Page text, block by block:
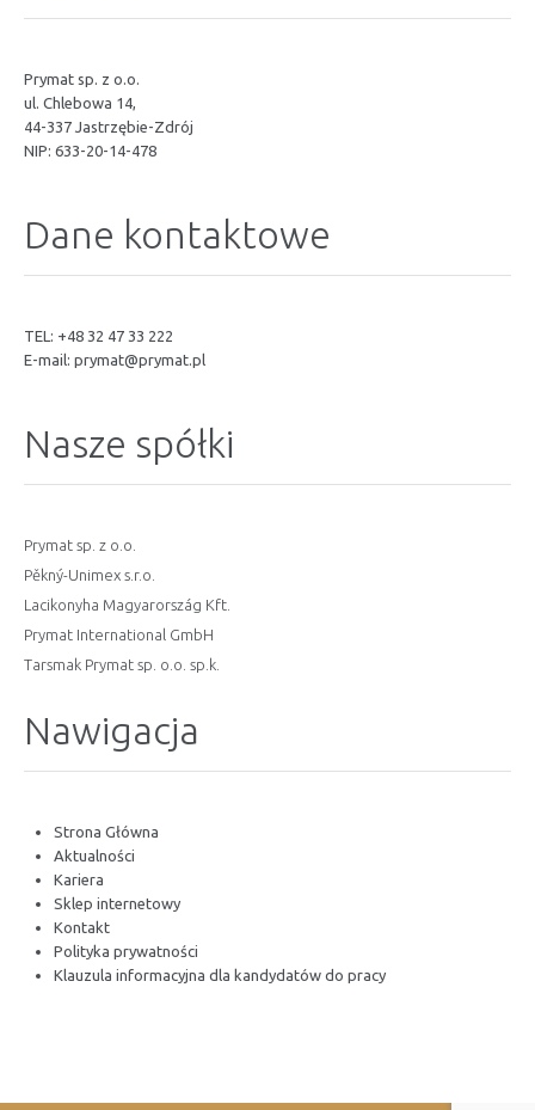
Prymat sp. z o.o.
ul. Chlebowa 14,
44-337 Jastrzębie-Zdrój
NIP: 633-20-14-478
Dane kontaktowe
TEL: +48 32 47 33 222
E-mail: prymat@prymat.pl
Nasze spółki
Prymat sp. z o.o.
Pěkný-Unimex s.r.o.
Lacikonyha Magyarország Kft.
Prymat International GmbH
Tarsmak Prymat sp. o.o. sp.k.
Nawigacja
Strona Główna
Aktualności
Kariera
Sklep internetowy
Kontakt
Polityka prywatności
Klauzula informacyjna dla kandydatów do pracy